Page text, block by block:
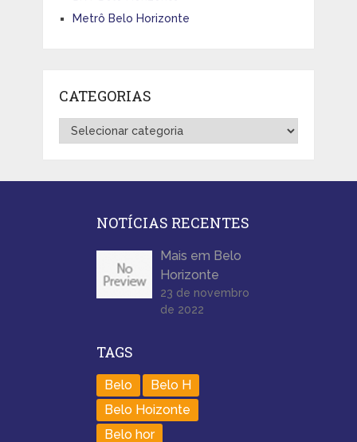
Metrô Belo Horizonte
CATEGORIAS
Categorias
NOTÍCIAS RECENTES
Mais em Belo
Horizonte
23 de novembro
de 2022
TAGS
Belo
Belo H
Belo Hoizonte
Belo hor